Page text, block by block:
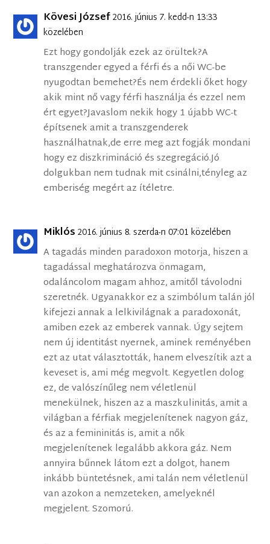
Kövesi József2016. június 7. kedd-n 13:33
közelében
Ezt hogy gondolják ezek az örültek?A
transzgender egyed a férfi és a női WC-be
nyugodtan bemehet?És nem érdekli őket hogy
akik mint nő vagy férfi használja és ezzel nem
ért egyet?Javaslom nekik hogy 1 újabb WC-t
építsenek amit a transzgenderek
használhatnak,de erre meg azt fogják mondani
hogy ez diszkrimináció és szegregáció.Jó
dolgukban nem tudnak mit csinálni,tényleg az
emberiség megért az ítéletre.
Miklós 2016. június 8. szerda-n 07:01 közelében
A tagadás minden paradoxon motorja, hiszen a
tagadással meghatározva önmagam,
odaláncolom magam ahhoz, amitől távolodni
szeretnék. Ugyanakkor ez a szimbólum talán jól
kifejezi annak a lelkivilágnak a paradoxonát,
amiben ezek az emberek vannak. Úgy sejtem
nem új identitást nyernek, aminek reményében
ezt az utat választották, hanem elveszítik azt a
keveset is, ami még megvolt. Kegyetlen dolog
ez, de valószínűleg nem véletlenül
menekülnek, hiszen az a maszkulinitás, amit a
világban a férfiak megjelenítenek nagyon gáz,
és az a femininitás is, amit a nők
megjelenítenek legalább akkora gáz. Nem
annyira bűnnek látom ezt a dolgot, hanem
inkább büntetésnek, ami talán nem véletlenül
van azokon a nemzeteken, amelyeknél
megjelent. Szomorú.